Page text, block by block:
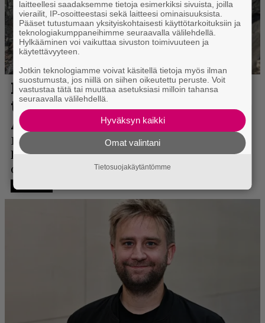
laitteellesi saadaksemme tietoja esimerkiksi sivuista, joilla
vierailit, IP-osoitteestasi sekä laitteesi ominaisuuksista.
Pääset tutustumaan yksityiskohtaisesti käyttötarkoituksiin ja
teknologiakumppaneihimme seuraavalla välilehdellä.
Hylkääminen voi vaikuttaa sivuston toimivuuteen ja
käytettävyyteen.
Jotkin teknologiamme voivat käsitellä tietoja myös ilman
suostumusta, jos niillä on siihen oikeutettu peruste. Voit
vastustaa tätä tai muuttaa asetuksiasi milloin tahansa
seuraavalla välilehdellä.
Hyväksyn kaikki
Omat valintani
Tietosuojakäytäntömme